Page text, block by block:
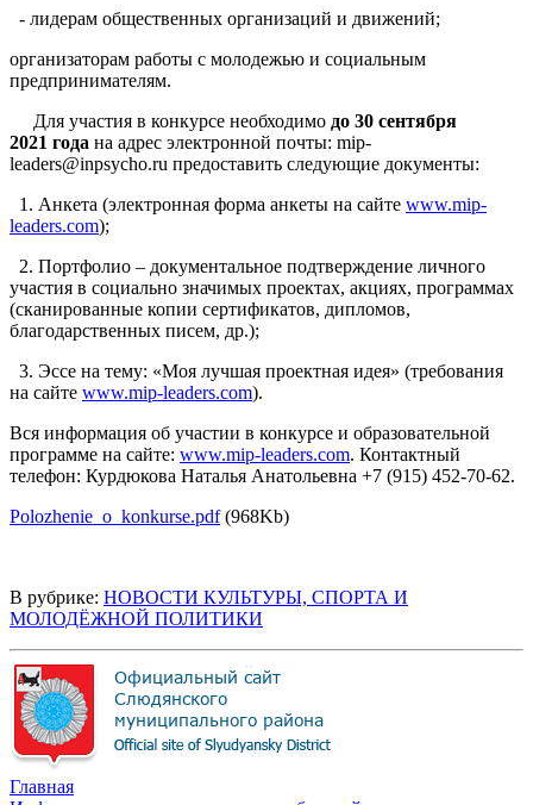
- лидерам общественных организаций и движений;
организаторам работы с молодежью и социальным
предпринимателям.
Для участия в конкурсе необходимо до 30 сентября
2021 года на адрес электронной почты: mip-
leaders@inpsycho.ru предоставить следующие документы:
1. Анкета (электронная форма анкеты на сайте www.mip-
leaders.com);
2. Портфолио – документальное подтверждение личного
участия в социально значимых проектах, акциях, программах
(сканированные копии сертификатов, дипломов,
благодарственных писем, др.);
3. Эссе на тему: «Моя лучшая проектная идея» (требования
на сайте www.mip-leaders.com).
Вся информация об участии в конкурсе и образовательной
программе на сайте: www.mip-leaders.com. Контактный
телефон: Курдюкова Наталья Анатольевна +7 (915) 452-70-62.
Polozhenie_o_konkurse.pdf(968Kb)
В рубрике: НОВОСТИ КУЛЬТУРЫ, СПОРТА И
МОЛОДЁЖНОЙ ПОЛИТИКИ
Главная